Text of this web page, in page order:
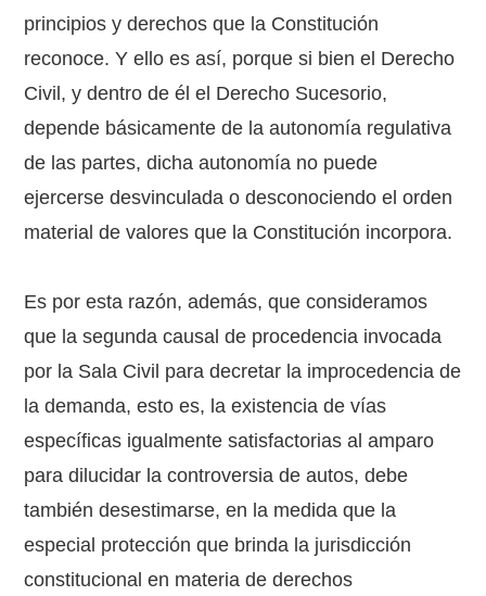
principios y derechos que la Constitución
reconoce. Y ello es así, porque si bien el Derecho
Civil, y dentro de él el Derecho Sucesorio,
depende básicamente de la autonomía regulativa
de las partes, dicha autonomía no puede
ejercerse desvinculada o desconociendo el orden
material de valores que la Constitución incorpora.
Es por esta razón, además, que consideramos
que la segunda causal de procedencia invocada
por la Sala Civil para decretar la improcedencia de
la demanda, esto es, la existencia de vías
específicas igualmente satisfactorias al amparo
para dilucidar la controversia de autos, debe
también desestimarse, en la medida que la
especial protección que brinda la jurisdicción
constitucional en materia de derechos